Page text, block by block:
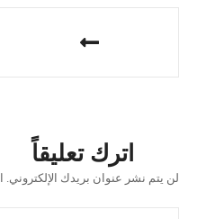
ا
اترك تعليقاً
لن يتم نشر عنوان بريدك الإلكتروني.